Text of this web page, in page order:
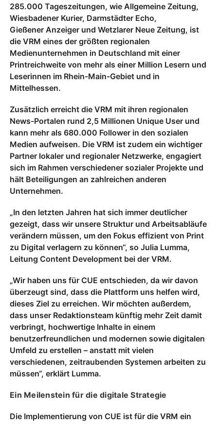
285.000 Tageszeitungen, wie Allgemeine Zeitung,
Wiesbadener Kurier, Darmstädter Echo,
Gießener Anzeiger und Wetzlarer Neue Zeitung, ist
die VRM eines der größten regionalen
Medienunternehmen in Deutschland mit einer
Printreichweite von mehr als einer Million Lesern und
Leserinnen im Rhein-Main-Gebiet und in
Mittelhessen.
Zusätzlich erreicht die VRM mit ihren regionalen
News-Portalen rund 2,5 Millionen Unique User und
kann mehr als 680.000 Follower in den sozialen
Medien aufweisen. Die VRM ist zudem ein wichtiger
Partner lokaler und regionaler Netzwerke, engagiert
sich im Rahmen verschiedener sozialer Projekte und
hält Beteiligungen an zahlreichen anderen
Unternehmen.
„In den letzten Jahren hat sich immer deutlicher
gezeigt, dass wir unsere Struktur und Arbeitsabläufe
verändern müssen, um den Fokus effizient von Print
zu Digital verlagern zu können“, so Julia Lumma,
Leitung Content Development bei der VRM.
„Wir haben uns für CUE entschieden, da wir davon
überzeugt sind, dass die Plattform uns helfen wird,
dieses Ziel zu erreichen. Wir möchten außerdem,
dass unser Redaktionsteam künftig mehr Zeit damit
verbringt, hochwertige Inhalte in einem
benutzerfreundlichen und modernen sowie digitalen
Umfeld zu erstellen – anstatt mit vielen
verschiedenen, zeitraubenden Systemen arbeiten zu
müssen“, erklärt Lumma.
Ein Meilenstein für die digitale Strategie
Die Implementierung von CUE ist für die VRM ein